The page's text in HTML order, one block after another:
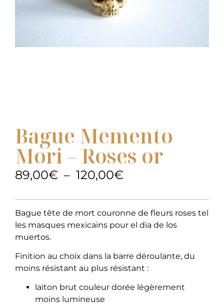
Bague Memento
Mori – Roses or
89,00€ – 120,00€
Bague tête de mort couronne de fleurs roses tel
les masques mexicains pour el dia de los
muertos.
Finition au choix dans la barre déroulante, du
moins résistant au plus résistant :
laiton brut couleur dorée légèrement
moins lumineuse